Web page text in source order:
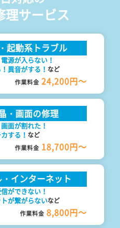
理サービス
起動系トラブル
源が入らない！
異音がする！ など
作業料金 24,200円～
・画面の修理
面が割れた！
する！ など
作業料金 18,700円～
インターネット
ができない！
が繋がらないなど
作業料金 8,800円～